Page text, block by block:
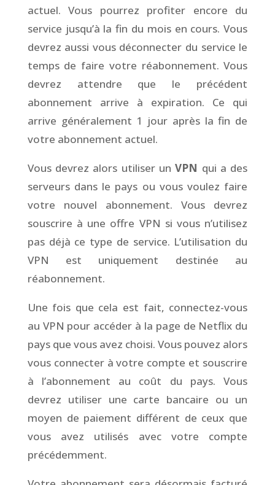
actuel. Vous pourrez profiter encore du
service jusqu’à la fin du mois en cours. Vous
devrez aussi vous déconnecter du service le
temps de faire votre réabonnement. Vous
devrez attendre que le précédent
abonnement arrive à expiration. Ce qui
arrive généralement 1 jour après la fin de
votre abonnement actuel.
Vous devrez alors utiliser unVPN qui a des
serveurs dans le pays ou vous voulez faire
votre nouvel abonnement. Vous devrez
souscrire à une offre VPN si vous n’utilisez
pas déjà ce type de service. L’utilisation du
VPN est uniquement destinée au
réabonnement.
Une fois que cela est fait, connectez-vous
au VPN pour accéder à la page de Netflix du
pays que vous avez choisi. Vous pouvez alors
vous connecter à votre compte et souscrire
à l’abonnement au coût du pays. Vous
devrez utiliser une carte bancaire ou un
moyen de paiement différent de ceux que
vous avez utilisés avec votre compte
précédemment.